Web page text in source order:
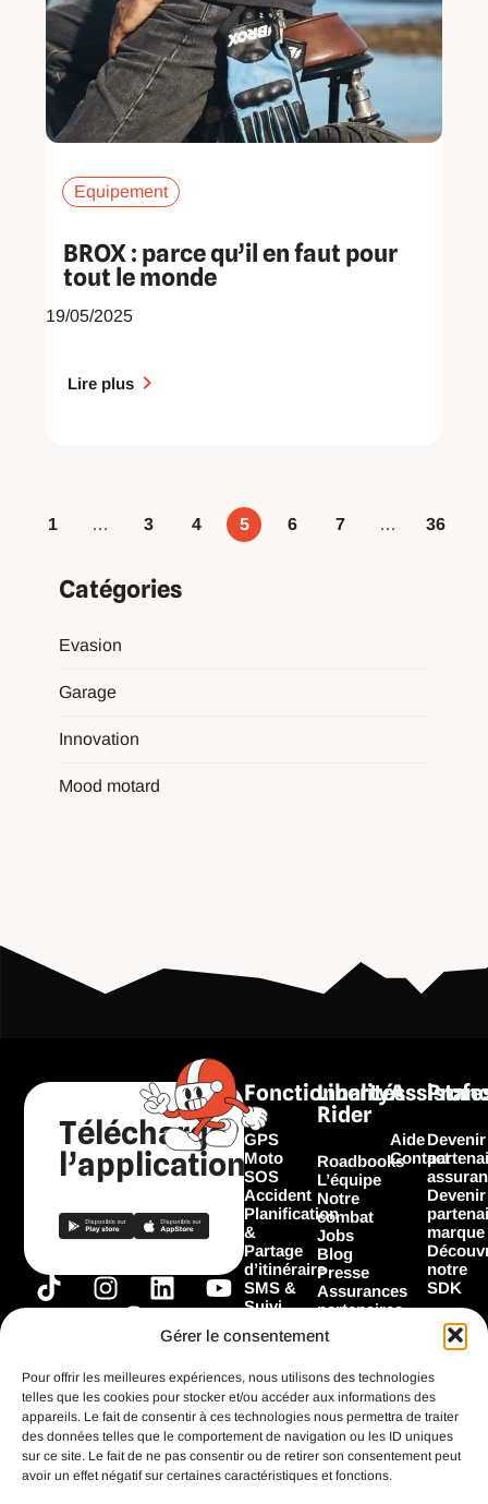
Gérer le consentement
Pour offrir les meilleures expériences, nous utilisons des technologies
telles que les cookies pour stocker et/ou accéder aux informations des
appareils. Le fait de consentir à ces technologies nous permettra de traiter
des données telles que le comportement de navigation ou les ID uniques
sur ce site. Le fait de ne pas consentir ou de retirer son consentement peut
avoir un effet négatif sur certaines caractéristiques et fonctions.
Catégories
Evasion
Garage
Innovation
Mood motard
Equipement
BROX : parce qu’il en faut pour
tout le monde
19/05/2025
Lire plus
1 … 3 4 5 6 7 … 36
Télécharger
l’application
T
i
o
k
I
n
a
g
r
a
L
i
n
e
d
i
n
Y
o
u
u
b
e
a
b
o
o
k
Fonctionnalités
GPS
Moto
SOS
Accident
Planification
&
Partage
d’itinéraire
SMS &
Suivi
Les
Toutes les
fonctionnalités
Liberty
Rider
Roadbooks
L’équipe
Notre
combat
Jobs
Blog
Presse
Assurances
partenaires
Marques
partenaires
Aide
Contact
Devenir
Devenir
marque
notre
SDK